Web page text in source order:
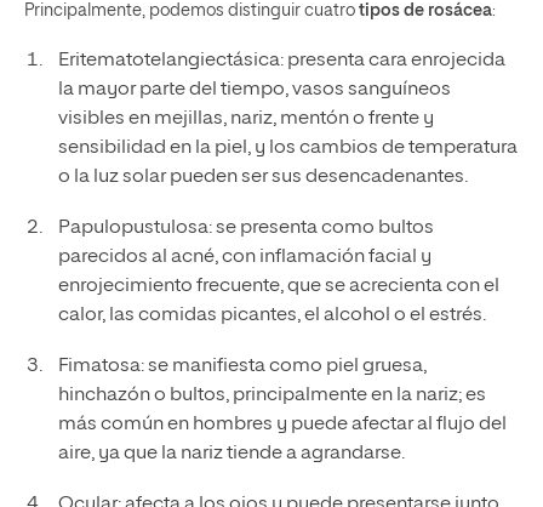
Principalmente, podemos distinguir cuatro tipos de rosácea:
Eritematotelangiectásica: presenta cara enrojecida
la mayor parte del tiempo, vasos sanguíneos
visibles en mejillas, nariz, mentón o frente y
sensibilidad en la piel, y los cambios de temperatura
o la luz solar pueden ser sus desencadenantes.
Papulopustulosa: se presenta como bultos
parecidos al acné, con inflamación facial y
enrojecimiento frecuente, que se acrecienta con el
calor, las comidas picantes, el alcohol o el estrés.
Fimatosa: se manifiesta como piel gruesa,
hinchazón o bultos, principalmente en la nariz; es
más común en hombres y puede afectar al flujo del
aire, ya que la nariz tiende a agrandarse.